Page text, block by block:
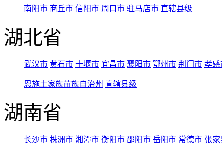
南阳市 商丘市 信阳市 周口市 驻马店市 直辖县级
湖北省
武汉市 黄石市 十堰市 宜昌市 襄阳市 鄂州市 荆门市 孝感
恩施土家族苗族自治州 直辖县级
湖南省
长沙市 株洲市 湘潭市 衡阳市 邵阳市 岳阳市 常德市 张家